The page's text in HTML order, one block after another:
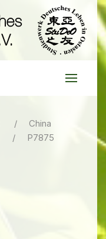
China
P7875